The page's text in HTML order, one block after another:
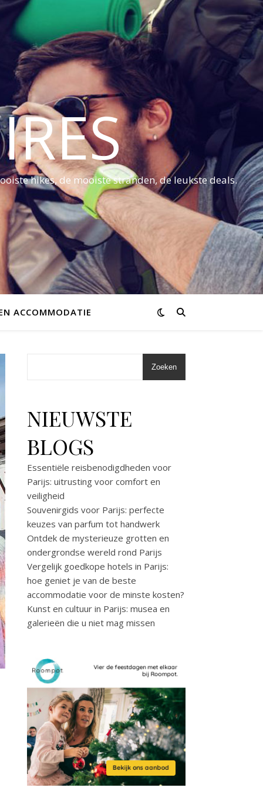
hikes, de mooiste stranden, de leukste deals.
ACCOMMODATIE
Zoeken
NIEUWSTE
BLOGS
Essentiële reisbenodigdheden voor
Parijs: uitrusting voor comfort en
veiligheid
Souvenirgids voor Parijs: perfecte
keuzes van parfum tot handwerk
Ontdek de mysterieuze grotten en
ondergrondse wereld rond Parijs
Vergelijk goedkope hotels in Parijs:
hoe geniet je van de beste
accommodatie voor de minste kosten?
Kunst en cultuur in Parijs: musea en
galerieën die u niet mag missen